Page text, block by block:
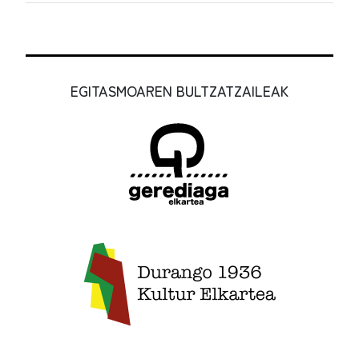
EGITASMOAREN BULTZATZAILEAK